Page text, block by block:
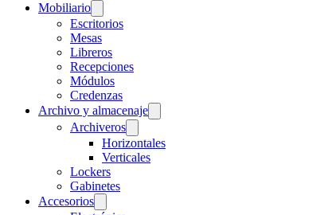
Mobiliario
Escritorios
Mesas
Libreros
Recepciones
Módulos
Credenzas
Archivo y almacenaje
Archiveros
Horizontales
Verticales
Lockers
Gabinetes
Accesorios